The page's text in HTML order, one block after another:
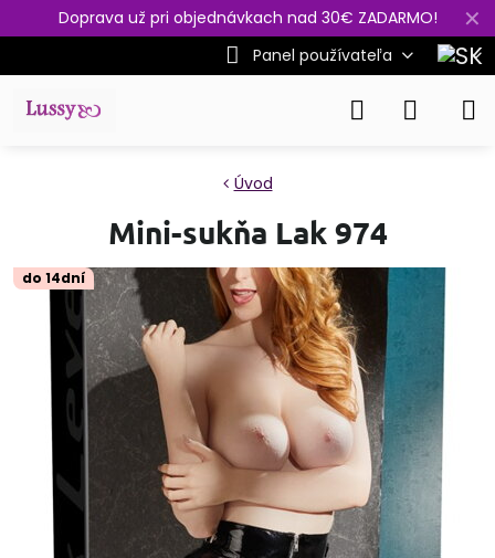
✕
Doprava už pri objednávkach nad 30€ ZADARMO!
Panel používateľa
do 14dní
Úvod
Mini-sukňa Lak 974